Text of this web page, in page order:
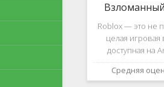
Roblox — это не
целая игровая
доступная на
уникальная
позволяет не
Средняя